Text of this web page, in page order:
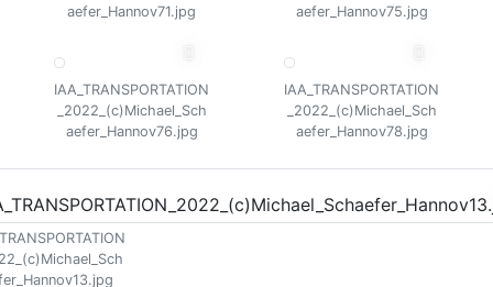
aefer_Hannov71.jpg
aefer_Hannov75.jpg
IAA_TRANSPORTATION
_2022_(c)Michael_Sch
aefer_Hannov76.jpg
IAA_TRANSPORTATION
_2022_(c)Michael_Sch
aefer_Hannov78.jpg